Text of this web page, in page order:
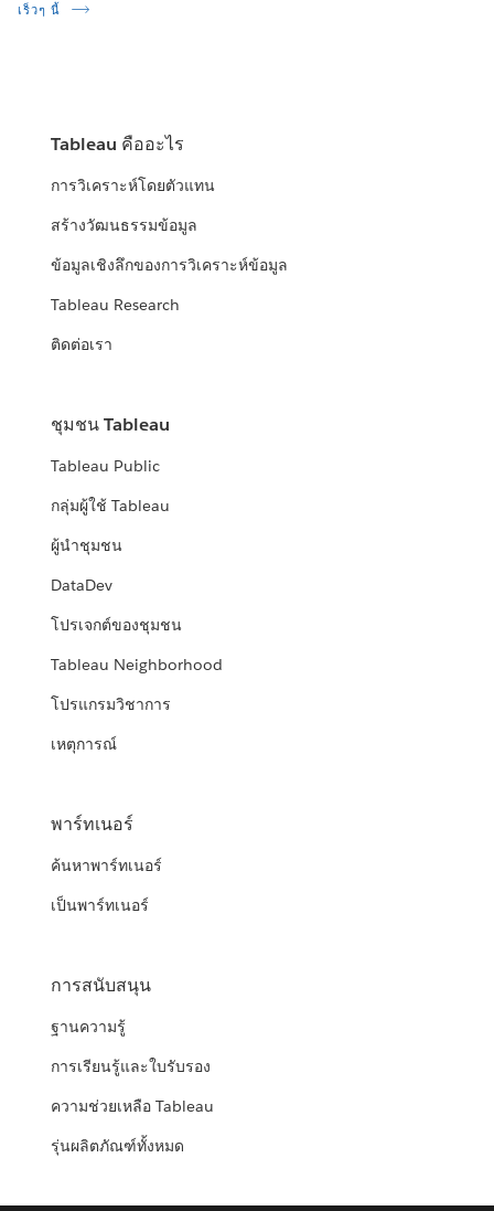
เร็วๆ นี้
Tableau คืออะไร
การวิเคราะห์โดยตัวแทน
สร้างวัฒนธรรมข้อมูล
ข้อมูลเชิงลึกของการวิเคราะห์ข้อมูล
Tableau Research
ติดต่อเรา
ชุมชน Tableau
Tableau Public
กลุ่มผู้ใช้ Tableau
ผู้นำชุมชน
DataDev
โปรเจกต์ของชุมชน
Tableau Neighborhood
โปรแกรมวิชาการ
เหตุการณ์
พาร์ทเนอร์
ค้นหาพาร์ทเนอร์
เป็นพาร์ทเนอร์
การสนับสนุน
ฐานความรู้
การเรียนรู้และใบรับรอง
ความช่วยเหลือ Tableau
รุ่นผลิตภัณฑ์ทั้งหมด